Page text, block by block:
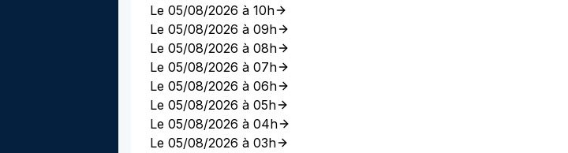
Le 05/08/2026 à 10h
Le 05/08/2026 à 09h
Le 05/08/2026 à 08h
Le 05/08/2026 à 07h
Le 05/08/2026 à 06h
Le 05/08/2026 à 05h
Le 05/08/2026 à 04h
Le 05/08/2026 à 03h